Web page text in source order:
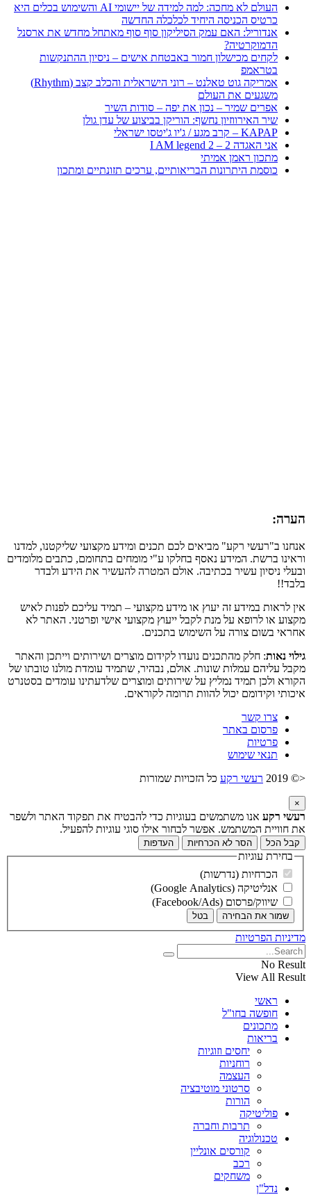
העולם לא מחכה: למה למידה של יישומי AI והשימוש בכלים היא
כרטיס הכניסה היחיד לכלכלה החדשה
אנדוריל: האם עמק הסיליקון סוף סוף מאתחל מחדש את ארסנל
הדמוקרטיה?
לקחים מכישלון חמור באבטחת אישים – ניסיון ההתנקשות
בטראמפ
אמריקה גוט טאלנט – רוני הישראלית והכלב קצב (Rhythm)
משגעים את העולם
אפרים שמיר – נכון את יפה – סודות השיר
שיר האירווזיון נחשף: הוריקן בביצוע של עדן גולן
KAPAP – קרב מגע / ג'יו ג'יטסו ישראלי
אני האגדה 2 – I AM legend 2
מתכון ראמן אמיתי
כוסמת היתרונות הבריאותיים, ערכים תזונתיים ומתכון
הערה:
אנחנו ב"רעשי רקע" מביאים לכם תכנים ומידע מקצועי שליקטנו, למדנו
וראינו ברשת. המידע נאסף בחלקו ע"י מומחים בתחומם, כתבים מלומדים
ובעלי ניסיון עשיר בכתיבה. אולם המטרה להעשיר את הידע ולבדר
בלבד!!
אין לראות במידע זה יעוץ או מידע מקצועי – תמיד עליכם לפנות לאיש
מקצוע או לרופא על מנת לקבל ייעוץ מקצועי אישי ופרטני. האתר לא
אחראי בשום צורה על השימוש בתכנים.
גילוי נאות: חלק מהתכנים נועדו לקידום מוצרים ושירותים וייתכן והאתר
מקבל עליהם עמלות שונות. אולם, נבהיר, שתמיד עומדת מולנו טובתו של
הקורא ולכן תמיד נמליץ על שירותים ומוצרים שלדעתינו עומדים בסטנרט
איכותי וקידומם יכול להוות תרומה לקוראים.
צרו קשר
פרסום באתר
פרטיות
תנאי שימוש
<© 2019
רעשי רקע כל הזכויות שמורות
×
רעשי רקע אנו משתמשים בעוגיות כדי להבטיח את תפקוד האתר ולשפר
את חוויית המשתמש. אפשר לבחור אילו סוגי עוגיות להפעיל.
קבל הכל הסר לא הכרחיות העדפות
בחירת עוגיות
הכרחיות (נדרשות)
אנליטיקה (Google Analytics)
שיווק/פרסום (Facebook/Ads)
שמור את הבחירה בטל
מדיניות הפרטיות
No Result
View All Result
ראשי
חופשה בחו"ל
מתכונים
בריאות
יחסים וזוגיות
רוחניות
העצמה
סרטוני מוטיבציה
הורות
פוליטיקה
תרבות וחברה
טכנולוגיה
קורסים אונליין
רכב
משחקים
נדל"ן